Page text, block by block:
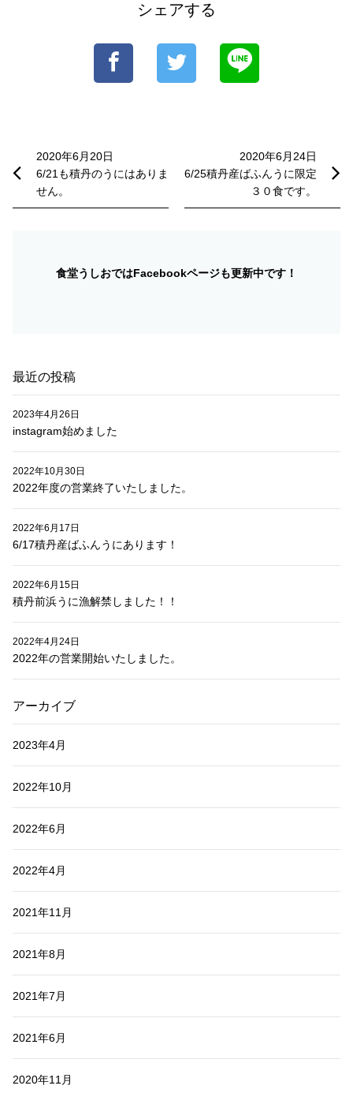
シェアする
ナ
ビ
2020年6月20日
6/21も積丹のうにはありま
せん。
2020年6月24日
6/25積丹産ばふんうに限定
３０食です。
食堂うしおではFacebookページも更新中です！
最近の投稿
instagram始めました
2023年4月26日
2022年度の営業終了いたしました。
2022年10月30日
6/17積丹産ばふんうにあります！
2022年6月17日
積丹前浜うに漁解禁しました！！
2022年6月15日
2022年の営業開始いたしました。
2022年4月24日
アーカイブ
2023年4月
2022年10月
2022年6月
2022年4月
2021年11月
2021年8月
2021年7月
2021年6月
2020年11月